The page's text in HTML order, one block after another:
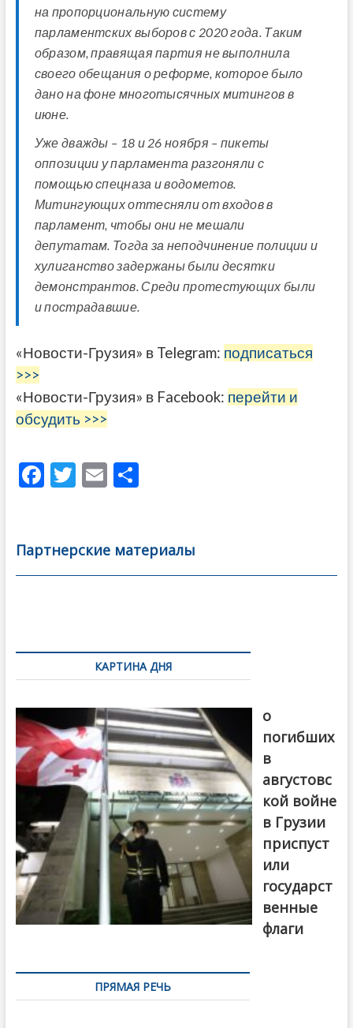
на пропорциональную систему
парламентских выборов с 2020 года. Таким
образом, правящая партия не выполнила
своего обещания о реформе, которое было
дано на фоне многотысячных митингов в
июне.
Уже дважды – 18 и 26 ноября – пикеты
оппозиции у парламента разгоняли с
помощью спецназа и водометов.
Митингующих оттесняли от входов в
парламент, чтобы они не мешали
депутатам. Тогда за неподчинение полиции и
хулиганство задержаны были десятки
демонстрантов. Среди протестующих были
и пострадавшие.
«Новости-Грузия» в Telegram: подписаться
>>>
«Новости-Грузия» в Facebook: перейти и
обсудить >>>
F
b
o
T
er
E
l
О
а
в
Партнерские материалы
по
записямКАРТИНА ДНЯ
о
погибших
в
августовс
кой войне
в Грузии
приспуст
или
государст
венные
флаги
ПРЯМАЯ РЕЧЬ